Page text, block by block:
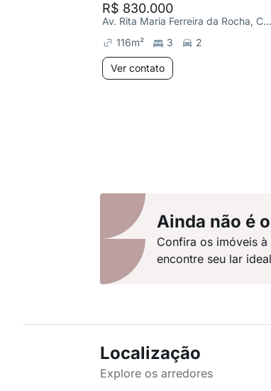
R$ 830.000
Av. Rita Maria Ferreira da Rocha, Comercial
116m² 3 2
Ver contato
Ainda não é
Confira os imóveis
encontre seu lar
Localização
Explore os arredores